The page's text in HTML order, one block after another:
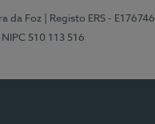
da Foz | Registo ERS - E176746
| NIPC 510 113 516